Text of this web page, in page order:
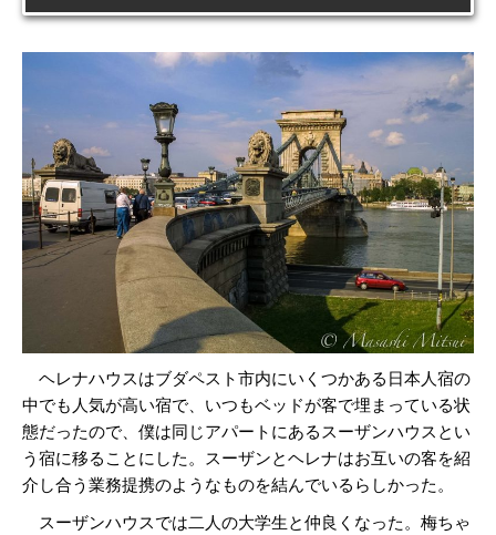
ヘレナハウスはブダペスト市内にいくつかある日本人宿の
中でも人気が高い宿で、いつもベッドが客で埋まっている状
態だったので、僕は同じアパートにあるスーザンハウスとい
う宿に移ることにした。スーザンとヘレナはお互いの客を紹
介し合う業務提携のようなものを結んでいるらしかった。
スーザンハウスでは二人の大学生と仲良くなった。梅ちゃ